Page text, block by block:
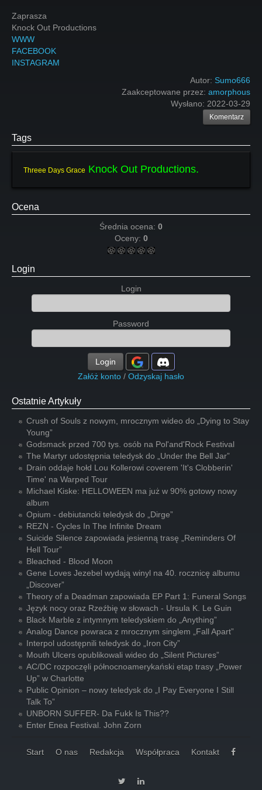
Zaprasza
Knock Out Productions
WWW
FACEBOOK
INSTAGRAM
Autor: Sumo666
Zaakceptowane przez: amorphous
Wysłano: 2022-03-29
Komentarz
Tags
Threee Days Grace Knock Out Productions.
Ocena
Średnia ocena: 0
Oceny: 0
Login
Login
Password
Login
Załóż konto / Odzyskaj hasło
Ostatnie Artykuły
Crush of Souls z nowym, mrocznym wideo do „Dying to Stay
Young”
Godsmack przed 700 tys. osób na Pol'and'Rock Festival
The Martyr udostępnia teledysk do „Under the Bell Jar”
Drain oddaje hołd Lou Kollerowi coverem 'It's Clobberin'
Time' na Warped Tour
Michael Kiske: HELLOWEEN ma już w 90% gotowy nowy
album
Opium - debiutancki teledysk do „Dirge”
REZN - Cycles In The Infinite Dream
Suicide Silence zapowiada jesienną trasę „Reminders Of
Hell Tour”
Bleached - Blood Moon
Gene Loves Jezebel wydają winyl na 40. rocznicę albumu
„Discover”
Theory of a Deadman zapowiada EP Part 1: Funeral Songs
Język nocy oraz Rzeźbię w słowach - Ursula K. Le Guin
Black Marble z intymnym teledyskiem do „Anything”
Analog Dance powraca z mrocznym singlem „Fall Apart”
Interpol udostępnili teledysk do „Iron City”
Mouth Ulcers opublikowali wideo do „Silent Pictures”
AC/DC rozpoczęli północnoamerykański etap trasy „Power
Up” w Charlotte
Public Opinion – nowy teledysk do „I Pay Everyone I Still
Talk To”
UNBORN SUFFER- Da Fukk Is This??
Enter Enea Festival. John Zorn
Start O nas Redakcja Współpraca Kontakt